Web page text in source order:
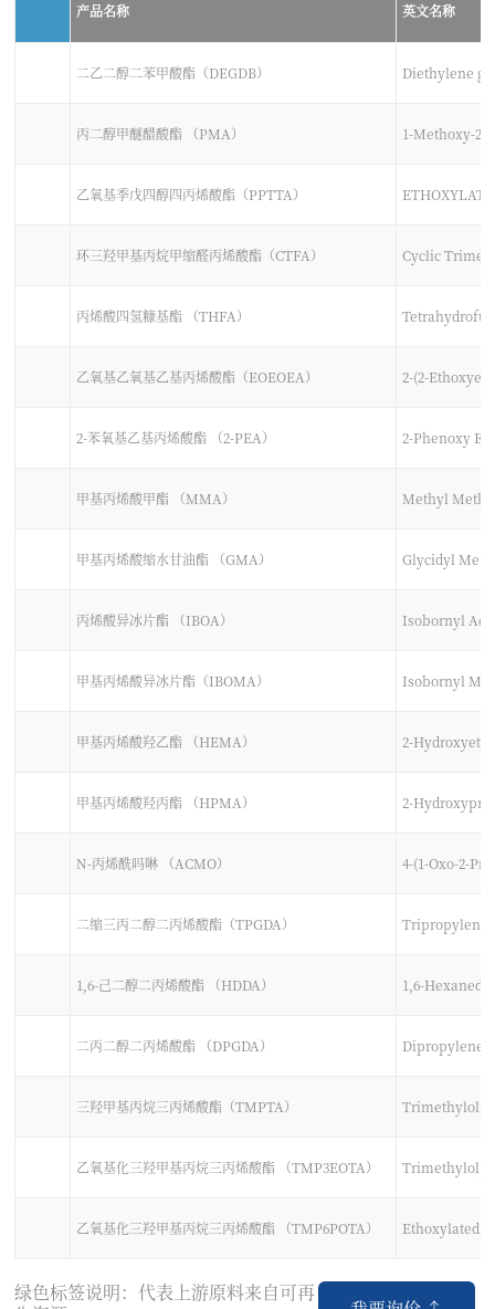
产品名称 英文名称
二乙二醇二苯甲酸酯（DEGDB） Diethylene
丙二醇甲醚醋酸酯 （PMA） 1-Methoxy-2-
乙氧基季戊四醇四丙烯酸酯（PPTTA）
环三羟甲基丙烷甲缩醛丙烯酸酯（CTFA） Cyclic
丙烯酸四氢糠基酯 （THFA）
乙氧基乙氧基乙基丙烯酸酯（EOEOEA） 2-(2-
2-苯氧基乙基丙烯酸酯 （2-PEA） 2-Phenoxy
甲基丙烯酸甲酯 （MMA） Methyl
甲基丙烯酸缩水甘油酯 （GMA） Glycidyl
丙烯酸异冰片酯 （IBOA） Isobornyl
甲基丙烯酸异冰片酯（IBOMA） Isobornyl
甲基丙烯酸羟乙酯 （HEMA） 2-
甲基丙烯酸羟丙酯 （HPMA） 2-
N-丙烯酰吗啉 （ACMO） 4-(1-Oxo-2-
二缩三丙二醇二丙烯酸酯（TPGDA） Tripropylene
1,6-己二醇二丙烯酸酯 （HDDA） 1,6-
二丙二醇二丙烯酸酯 （DPGDA） Dipropylene
三羟甲基丙烷三丙烯酸酯（TMPTA）
乙氧基化三羟甲基丙烷三丙烯酸酯 （TMP3EOTA）
乙氧基化三羟甲基丙烷三丙烯酸酯 （TMP6POTA） Ethoxylated
绿色标签说明：代表上游原料来自可再